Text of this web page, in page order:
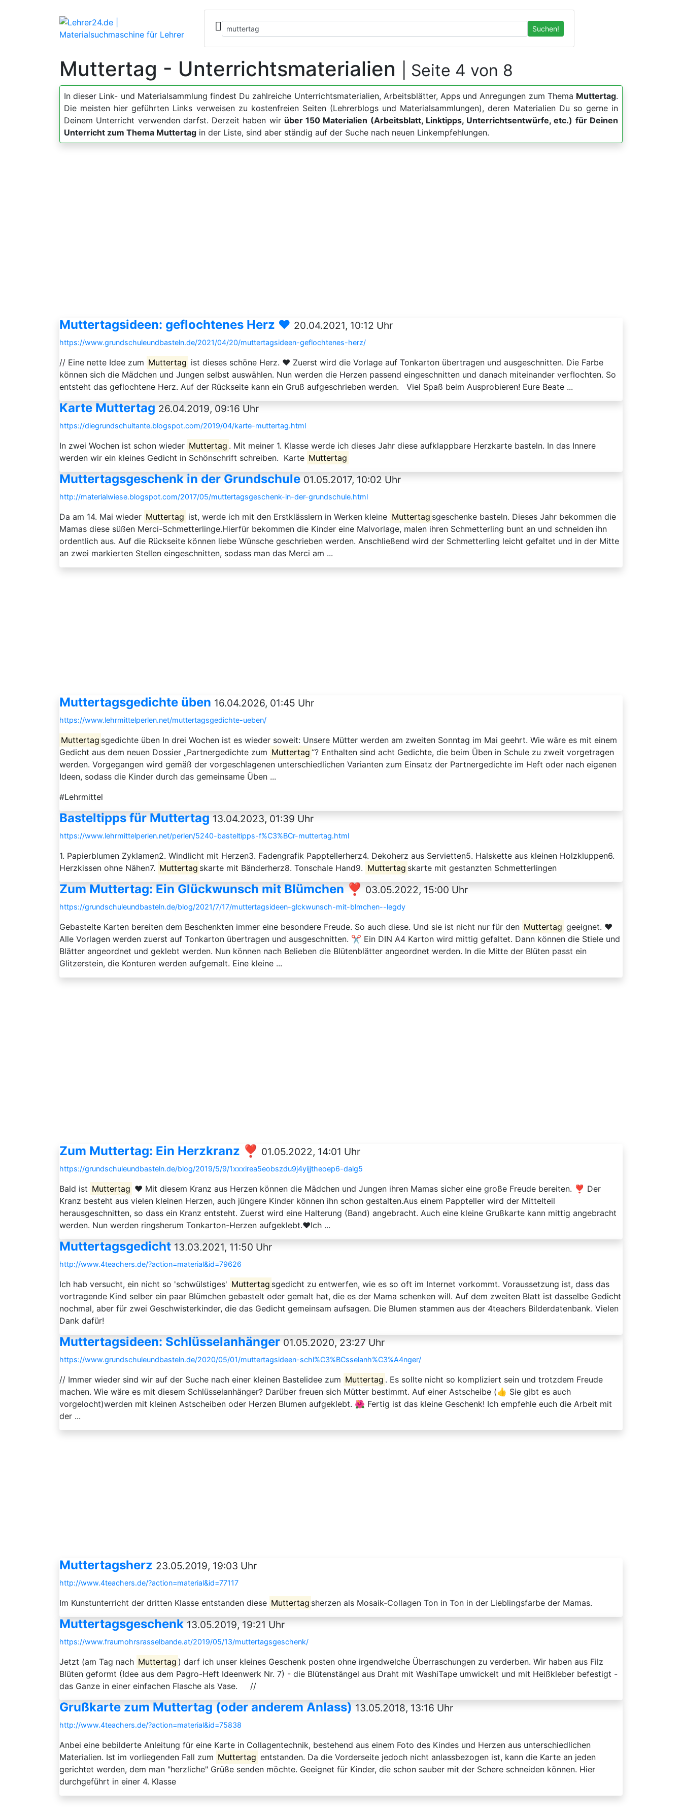
Suchen!
Muttertag - Unterrichtsmaterialien | Seite 4 von 8
In dieser Link- und Materialsammlung findest Du zahlreiche Unterrichtsmaterialien, Arbeitsblätter, Apps und Anregungen zum Thema Muttertag.
Die meisten hier geführten Links verweisen zu kostenfreien Seiten (Lehrerblogs und Materialsammlungen), deren Materialien Du so gerne in
Deinem Unterricht verwenden darfst. Derzeit haben wir über 150 Materialien (Arbeitsblatt, Linktipps, Unterrichtsentwürfe, etc.) für Deinen
Unterricht zum Thema Muttertag in der Liste, sind aber ständig auf der Suche nach neuen Linkempfehlungen.
Muttertagsideen: geflochtenes Herz ❤️ 20.04.2021, 10:12 Uhr
https://www.grundschuleundbasteln.de/2021/04/20/muttertagsideen-geflochtenes-herz/
// Eine nette Idee zum Muttertag ist dieses schöne Herz. ❤️ Zuerst wird die Vorlage auf Tonkarton übertragen und ausgeschnitten. Die Farbe
können sich die Mädchen und Jungen selbst auswählen. Nun werden die Herzen passend eingeschnitten und danach miteinander verflochten. So
entsteht das geflochtene Herz. Auf der Rückseite kann ein Gruß aufgeschrieben werden. Viel Spaß beim Ausprobieren! Eure Beate ...
Karte Muttertag 26.04.2019, 09:16 Uhr
https://diegrundschultante.blogspot.com/2019/04/karte-muttertag.html
In zwei Wochen ist schon wieder Muttertag . Mit meiner 1. Klasse werde ich dieses Jahr diese aufklappbare Herzkarte basteln. In das Innere
werden wir ein kleines Gedicht in Schönschrift schreiben. Karte Muttertag
Muttertagsgeschenk in der Grundschule 01.05.2017, 10:02 Uhr
http://materialwiese.blogspot.com/2017/05/muttertagsgeschenk-in-der-grundschule.html
Da am 14. Mai wieder Muttertag ist, werde ich mit den Erstklässlern in Werken kleine Muttertag sgeschenke basteln. Dieses Jahr bekommen die
Mamas diese süßen Merci-Schmetterlinge.Hierfür bekommen die Kinder eine Malvorlage, malen ihren Schmetterling bunt an und schneiden ihn
ordentlich aus. Auf die Rückseite können liebe Wünsche geschrieben werden. Anschließend wird der Schmetterling leicht gefaltet und in der Mitte
an zwei markierten Stellen eingeschnitten, sodass man das Merci am ...
Muttertagsgedichte üben 16.04.2026, 01:45 Uhr
https://www.lehrmittelperlen.net/muttertagsgedichte-ueben/
Muttertag sgedichte üben In drei Wochen ist es wieder soweit: Unsere Mütter werden am zweiten Sonntag im Mai geehrt. Wie wäre es mit einem
Gedicht aus dem neuen Dossier „Partnergedichte zum Muttertag “? Enthalten sind acht Gedichte, die beim Üben in Schule zu zweit vorgetragen
werden. Vorgegangen wird gemäß der vorgeschlagenen unterschiedlichen Varianten zum Einsatz der Partnergedichte im Heft oder nach eigenen
Ideen, sodass die Kinder durch das gemeinsame Üben ...
#Lehrmittel
Basteltipps für Muttertag 13.04.2023, 01:39 Uhr
https://www.lehrmittelperlen.net/perlen/5240-basteltipps-f%C3%BCr-muttertag.html
1. Papierblumen Zyklamen2. Windlicht mit Herzen3. Fadengrafik Papptellerherz4. Dekoherz aus Servietten5. Halskette aus kleinen Holzkluppen6.
Herzkissen ohne Nähen7. Muttertag skarte mit Bänderherz8. Tonschale Hand9. Muttertag skarte mit gestanzten Schmetterlingen
Zum Muttertag: Ein Glückwunsch mit Blümchen ❣️ 03.05.2022, 15:00 Uhr
https://grundschuleundbasteln.de/blog/2021/7/17/muttertagsideen-glckwunsch-mit-blmchen--legdy
Gebastelte Karten bereiten dem Beschenkten immer eine besondere Freude. So auch diese. Und sie ist nicht nur für den Muttertag geeignet. ❤️
Alle Vorlagen werden zuerst auf Tonkarton übertragen und ausgeschnitten. ✂️ Ein DIN A4 Karton wird mittig gefaltet. Dann können die Stiele und
Blätter angeordnet und geklebt werden. Nun können nach Belieben die Blütenblätter angeordnet werden. In die Mitte der Blüten passt ein
Glitzerstein, die Konturen werden aufgemalt. Eine kleine ...
Zum Muttertag: Ein Herzkranz ❣️ 01.05.2022, 14:01 Uhr
https://grundschuleundbasteln.de/blog/2019/5/9/1xxxirea5eobszdu9j4yijjtheoep6-dalg5
Bald ist Muttertag ❤️ Mit diesem Kranz aus Herzen können die Mädchen und Jungen ihren Mamas sicher eine große Freude bereiten. ❣️ Der
Kranz besteht aus vielen kleinen Herzen, auch jüngere Kinder können ihn schon gestalten.Aus einem Pappteller wird der Mittelteil
herausgeschnitten, so dass ein Kranz entsteht. Zuerst wird eine Halterung (Band) angebracht. Auch eine kleine Grußkarte kann mittig angebracht
werden. Nun werden ringsherum Tonkarton-Herzen aufgeklebt.❤️Ich ...
Muttertagsgedicht 13.03.2021, 11:50 Uhr
http://www.4teachers.de/?action=material&id=79626
Ich hab versucht, ein nicht so 'schwülstiges' Muttertag sgedicht zu entwerfen, wie es so oft im Internet vorkommt. Voraussetzung ist, dass das
vortragende Kind selber ein paar Blümchen gebastelt oder gemalt hat, die es der Mama schenken will. Auf dem zweiten Blatt ist dasselbe Gedicht
nochmal, aber für zwei Geschwisterkinder, die das Gedicht gemeinsam aufsagen. Die Blumen stammen aus der 4teachers Bilderdatenbank. Vielen
Dank dafür!
Muttertagsideen: Schlüsselanhänger 01.05.2020, 23:27 Uhr
https://www.grundschuleundbasteln.de/2020/05/01/muttertagsideen-schl%C3%BCsselanh%C3%A4nger/
// Immer wieder sind wir auf der Suche nach einer kleinen Bastelidee zum Muttertag . Es sollte nicht so kompliziert sein und trotzdem Freude
machen. Wie wäre es mit diesem Schlüsselanhänger? Darüber freuen sich Mütter bestimmt. Auf einer Astscheibe (👍 Sie gibt es auch
vorgelocht)werden mit kleinen Astscheiben oder Herzen Blumen aufgeklebt. 🌺 Fertig ist das kleine Geschenk! Ich empfehle euch die Arbeit mit
der ...
Muttertagsherz 23.05.2019, 19:03 Uhr
http://www.4teachers.de/?action=material&id=77117
Im Kunstunterricht der dritten Klasse entstanden diese Muttertag sherzen als Mosaik-Collagen Ton in Ton in der Lieblingsfarbe der Mamas.
Muttertagsgeschenk 13.05.2019, 19:21 Uhr
https://www.fraumohrsrasselbande.at/2019/05/13/muttertagsgeschenk/
Jetzt (am Tag nach Muttertag ) darf ich unser kleines Geschenk posten ohne irgendwelche Überraschungen zu verderben. Wir haben aus Filz
Blüten geformt (Idee aus dem Pagro-Heft Ideenwerk Nr. 7) - die Blütenstängel aus Draht mit WashiTape umwickelt und mit Heißkleber befestigt -
das Ganze in einer einfachen Flasche als Vase. //
Grußkarte zum Muttertag (oder anderem Anlass) 13.05.2018, 13:16 Uhr
http://www.4teachers.de/?action=material&id=75838
Anbei eine bebilderte Anleitung für eine Karte in Collagentechnik, bestehend aus einem Foto des Kindes und Herzen aus unterschiedlichen
Materialien. Ist im vorliegenden Fall zum Muttertag entstanden. Da die Vorderseite jedoch nicht anlassbezogen ist, kann die Karte an jeden
gerichtet werden, dem man "herzliche" Grüße senden möchte. Geeignet für Kinder, die schon sauber mit der Schere schneiden können. Hier
durchgeführt in einer 4. Klasse